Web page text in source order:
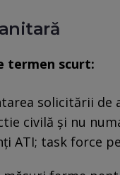
termen scurt:
solicitării de
civilă și nu
ATI; task force